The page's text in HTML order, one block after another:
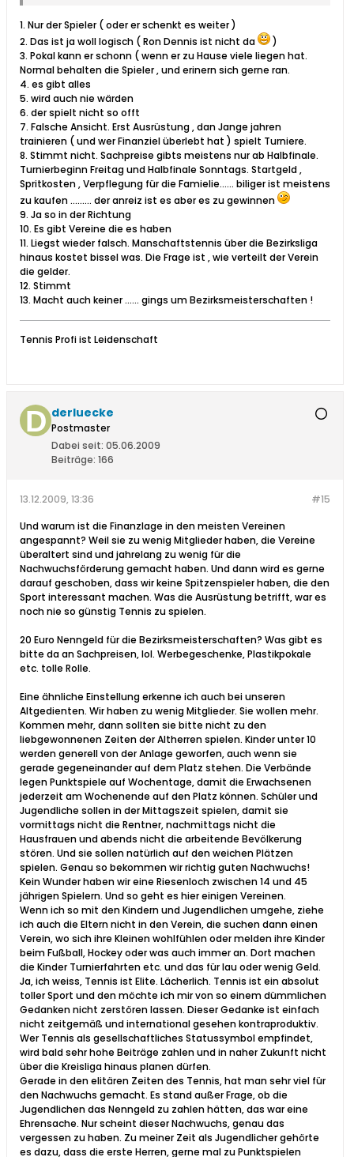
1. Nur der Spieler ( oder er schenkt es weiter )
2. Das ist ja woll logisch ( Ron Dennis ist nicht da
)
3. Pokal kann er schonn ( wenn er zu Hause viele liegen hat.
Normal behalten die Spieler , und erinern sich gerne ran.
4. es gibt alles
5. wird auch nie wärden
6. der spielt nicht so offt
7. Falsche Ansicht. Erst Ausrüstung , dan Jange jahren
trainieren ( und wer Finanziel überlebt hat ) spielt Turniere.
8. Stimmt nicht. Sachpreise gibts meistens nur ab Halbfinale.
Turnierbeginn Freitag und Halbfinale Sonntags. Startgeld ,
Spritkosten , Verpflegung für die Famielie...... biliger ist meistens
zu kaufen ......... der anreiz ist es aber es zu gewinnen
9. Ja so in der Richtung
10. Es gibt Vereine die es haben
11. Liegst wieder falsch. Manschaftstennis über die Bezirksliga
hinaus kostet bissel was. Die Frage ist , wie verteilt der Verein
die gelder.
12. Stimmt
13. Macht auch keiner ...... gings um Bezirksmeisterschaften !
Tennis Profi ist Leidenschaft
derluecke
Postmaster
Dabei seit: 05.06.2009
Beiträge: 166
#15
13.12.2009, 13:36
Und warum ist die Finanzlage in den meisten Vereinen
angespannt? Weil sie zu wenig Mitglieder haben, die Vereine
überaltert sind und jahrelang zu wenig für die
Nachwuchsförderung gemacht haben. Und dann wird es gerne
darauf geschoben, dass wir keine Spitzenspieler haben, die den
Sport interessant machen. Was die Ausrüstung betrifft, war es
noch nie so günstig Tennis zu spielen.
20 Euro Nenngeld für die Bezirksmeisterschaften? Was gibt es
bitte da an Sachpreisen, lol. Werbegeschenke, Plastikpokale
etc. tolle Rolle.
Eine ähnliche Einstellung erkenne ich auch bei unseren
Altgedienten. Wir haben zu wenig Mitglieder. Sie wollen mehr.
Kommen mehr, dann sollten sie bitte nicht zu den
liebgewonnenen Zeiten der Altherren spielen. Kinder unter 10
werden generell von der Anlage geworfen, auch wenn sie
gerade gegeneinander auf dem Platz stehen. Die Verbände
legen Punktspiele auf Wochentage, damit die Erwachsenen
jederzeit am Wochenende auf den Platz können. Schüler und
Jugendliche sollen in der Mittagszeit spielen, damit sie
vormittags nicht die Rentner, nachmittags nicht die
Hausfrauen und abends nicht die arbeitende Bevölkerung
stören. Und sie sollen natürlich auf den weichen Plätzen
spielen. Genau so bekommen wir richtig guten Nachwuchs!
Kein Wunder haben wir eine Riesenloch zwischen 14 und 45
jährigen Spielern. Und so geht es hier einigen Vereinen.
Wenn ich so mit den Kindern und Jugendlichen umgehe, ziehe
ich auch die Eltern nicht in den Verein, die suchen dann einen
Verein, wo sich ihre Kleinen wohlfühlen oder melden ihre Kinder
beim Fußball, Hockey oder was auch immer an. Dort machen
die Kinder Turnierfahrten etc. und das für lau oder wenig Geld.
Ja, ich weiss, Tennis ist Elite. Lächerlich. Tennis ist ein absolut
toller Sport und den möchte ich mir von so einem dümmlichen
Gedanken nicht zerstören lassen. Dieser Gedanke ist einfach
nicht zeitgemäß und international gesehen kontraproduktiv.
Wer Tennis als gesellschaftliches Statussymbol empfindet,
wird bald sehr hohe Beiträge zahlen und in naher Zukunft nicht
über die Kreisliga hinaus planen dürfen.
Gerade in den elitären Zeiten des Tennis, hat man sehr viel für
den Nachwuchs gemacht. Es stand außer Frage, ob die
Jugendlichen das Nenngeld zu zahlen hätten, das war eine
Ehrensache. Nur scheint dieser Nachwuchs, genau das
vergessen zu haben. Zu meiner Zeit als Jugendlicher gehörte
es dazu, dass die erste Herren, gerne mal zu Punktspielen